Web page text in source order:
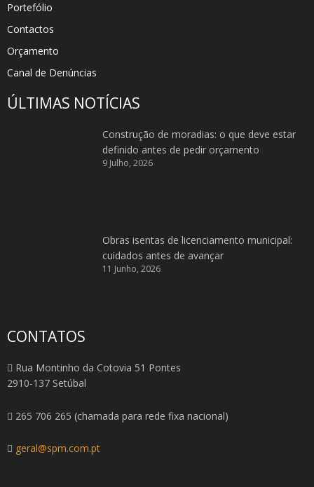
Portefólio
Contactos
Orçamento
Canal de Denúncias
ÚLTIMAS NOTÍCIAS
Construção de moradias: o que deve estar
definido antes de pedir orçamento
9 Julho, 2026
Obras isentas de licenciamento municipal:
cuidados antes de avançar
11 Junho, 2026
CONTATOS
Rua Montinho da Cotovia 51 Pontes
2910-137 Setúbal
265 706 265 (chamada para rede fixa nacional)
geral@spm.com.pt